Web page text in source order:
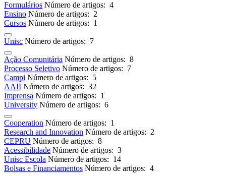
Formulários Número de artigos: 4
Ensino Número de artigos: 2
Cursos Número de artigos: 1
Unisc Número de artigos: 7
Ação Comunitária Número de artigos: 8
Processo Seletivo Número de artigos: 7
Campi Número de artigos: 5
AAII Número de artigos: 32
Imprensa Número de artigos: 1
University Número de artigos: 6
Cooperation Número de artigos: 1
Research and Innovation Número de artigos: 2
CEPRU Número de artigos: 8
Acessibilidade Número de artigos: 3
Unisc Escola Número de artigos: 14
Bolsas e Financiamentos Número de artigos: 4